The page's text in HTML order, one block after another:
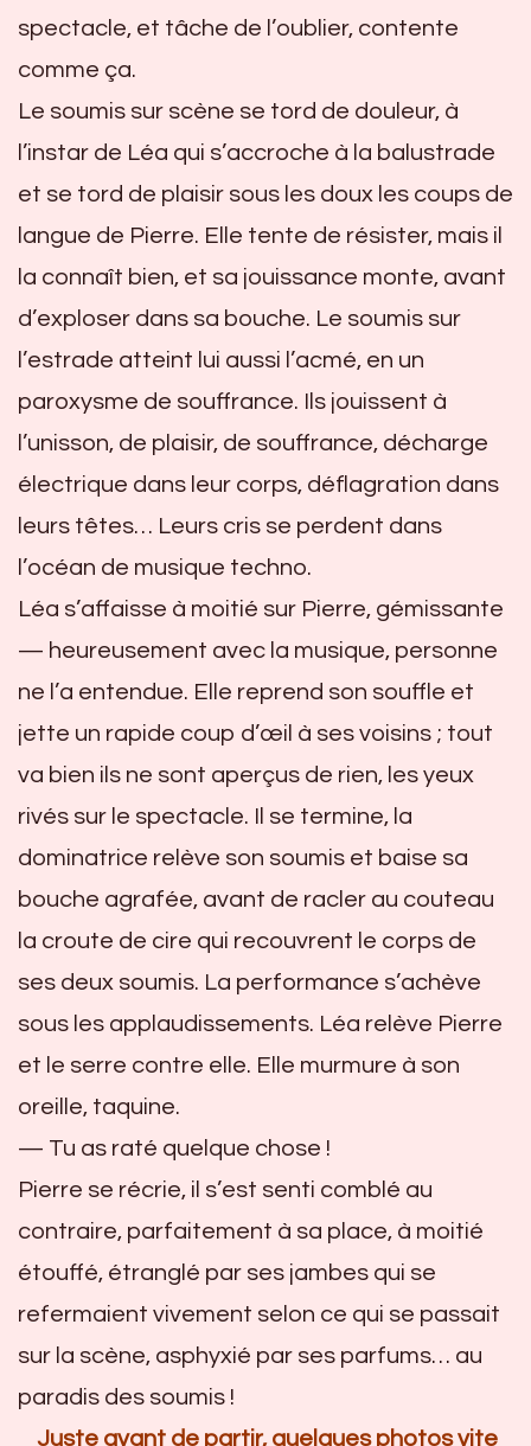
spectacle, et tâche de l’oublier, contente
comme ça.
Le soumis sur scène se tord de douleur, à
l’instar de Léa qui s’accroche à la balustrade
et se tord de plaisir sous les doux les coups de
langue de Pierre. Elle tente de résister, mais il
la connaît bien, et sa jouissance monte, avant
d’exploser dans sa bouche. Le soumis sur
l’estrade atteint lui aussi l’acmé, en un
paroxysme de souffrance. Ils jouissent à
l’unisson, de plaisir, de souffrance, décharge
électrique dans leur corps, déflagration dans
leurs têtes… Leurs cris se perdent dans
l’océan de musique techno.
Léa s’affaisse à moitié sur Pierre, gémissante
— heureusement avec la musique, personne
ne l’a entendue. Elle reprend son souffle et
jette un rapide coup d’œil à ses voisins ; tout
va bien ils ne sont aperçus de rien, les yeux
rivés sur le spectacle. Il se termine, la
dominatrice relève son soumis et baise sa
bouche agrafée, avant de racler au couteau
la croute de cire qui recouvrent le corps de
ses deux soumis. La performance s’achève
sous les applaudissements. Léa relève Pierre
et le serre contre elle. Elle murmure à son
oreille, taquine.
— Tu as raté quelque chose !
Pierre se récrie, il s’est senti comblé au
contraire, parfaitement à sa place, à moitié
étouffé, étranglé par ses jambes qui se
refermaient vivement selon ce qui se passait
sur la scène, asphyxié par ses parfums… au
paradis des soumis !
Juste avant de partir, quelques photos vite